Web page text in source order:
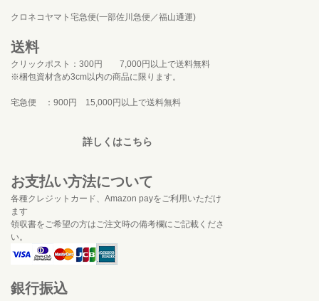
クロネコヤマト宅急便(一部佐川急便／福山通運)
送料
クリックポスト：300円 7,000円以上で送料無料
※梱包資材含め3cm以内の商品に限ります。
宅急便 ：900円 15,000円以上で送料無料
詳しくはこちら
お支払い方法について
各種クレジットカード、Amazon payをご利用いただけ
ます
領収書をご希望の方はご注文時の備考欄にご記載くださ
い。
銀行振込